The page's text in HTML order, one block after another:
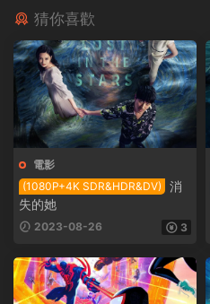
猜你喜歡
電影
(1080P+4K SDR&HDR&DV)
消
失的她
2023-08-26 3